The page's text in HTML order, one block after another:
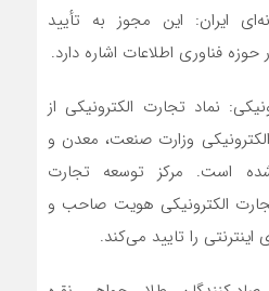
ایران: این مجوز به تأیید
فناوری اطلاعات اشاره دارد.
نماد تجارت الکترونیکی از
وزارت صنعت، معدن و
است. مرکز توسعه تجارت
تجارت الکترونیکی هویت صاحب و
را تایید می‌کند.